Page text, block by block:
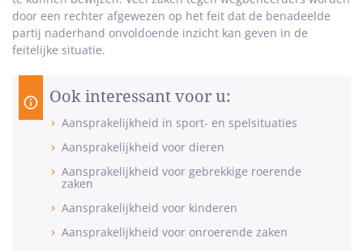
door een rechter afgewezen op het feit dat de benadeelde
partij naderhand onvoldoende inzicht kan geven in de
feitelijke situatie.
Ook interessant voor u:
Aansprakelijkheid in sport- en spelsituaties
Aansprakelijkheid voor dieren
Aansprakelijkheid voor gebrekkige roerende
zaken
Aansprakelijkheid voor kinderen
Aansprakelijkheid voor onroerende zaken